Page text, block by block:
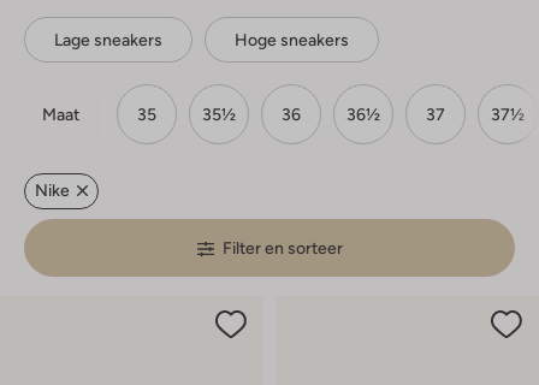
Lage sneakers Hoge sneakers
Maat 35 35½ 36 36½ 37 37½
Nike
Filter en sorteer